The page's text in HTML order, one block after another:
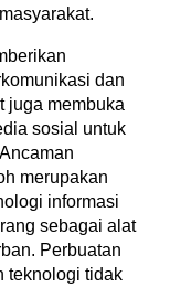
dan
juga membuka
sosial untuk
merupakan
informasi
sebagai alat
Perbuatan
teknologi tidak